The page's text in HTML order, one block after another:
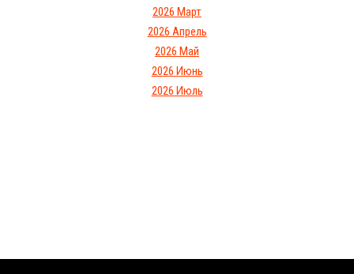
2026 Март
2026 Апрель
2026 Май
2026 Июнь
2026 Июль